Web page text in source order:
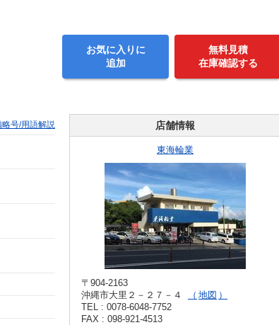
お気に入りに
追加
無料見積
在庫確認する
略号/用語解説 店舗情報
東海輪業
〒904-2163
沖縄市大里２－２７－４
地図
TEL : 0078-6048-7752
FAX : 098-921-4513